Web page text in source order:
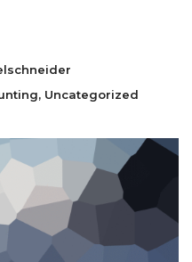
Uncategorized